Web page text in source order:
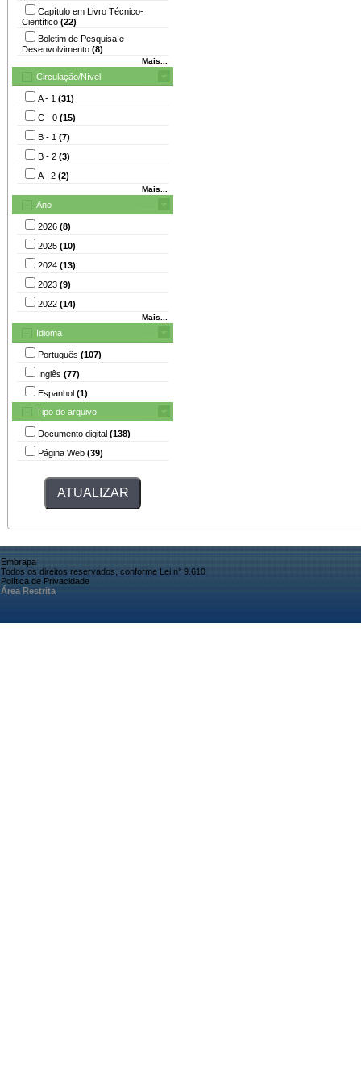
Capítulo em Livro Técnico-
Científico (22)
Boletim de Pesquisa e
Desenvolvimento (8)
Mais...
Circulação/Nível
A - 1 (31)
C - 0 (15)
B - 1 (7)
B - 2 (3)
A - 2 (2)
Mais...
Ano
2026 (8)
2025 (10)
2024 (13)
2023 (9)
2022 (14)
Mais...
Idioma
Português (107)
Inglês (77)
Espanhol (1)
Tipo do arquivo
Documento digital (138)
Página Web (39)
Embrapa
Todos os direitos reservados, conforme Lei n° 9.610
Política de Privacidade
Área Restrita